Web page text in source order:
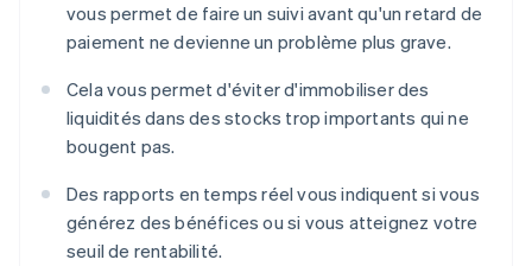
vous permet de faire un suivi avant qu'un retard de
paiement ne devienne un problème plus grave.
Cela vous permet d'éviter d'immobiliser des
liquidités dans des stocks trop importants qui ne
bougent pas.
Des rapports en temps réel vous indiquent si vous
générez des bénéfices ou si vous atteignez votre
seuil de rentabilité.